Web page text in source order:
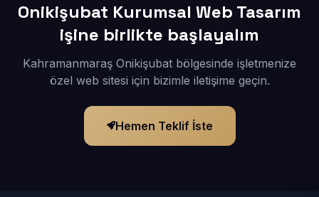
Onikişubat Kurumsal Web Tasarım
işine birlikte başlayalım
Kahramanmaraş Onikişubat bölgesinde işletmenize
özel web sitesi için bizimle iletişime geçin.
Hemen Teklif İste